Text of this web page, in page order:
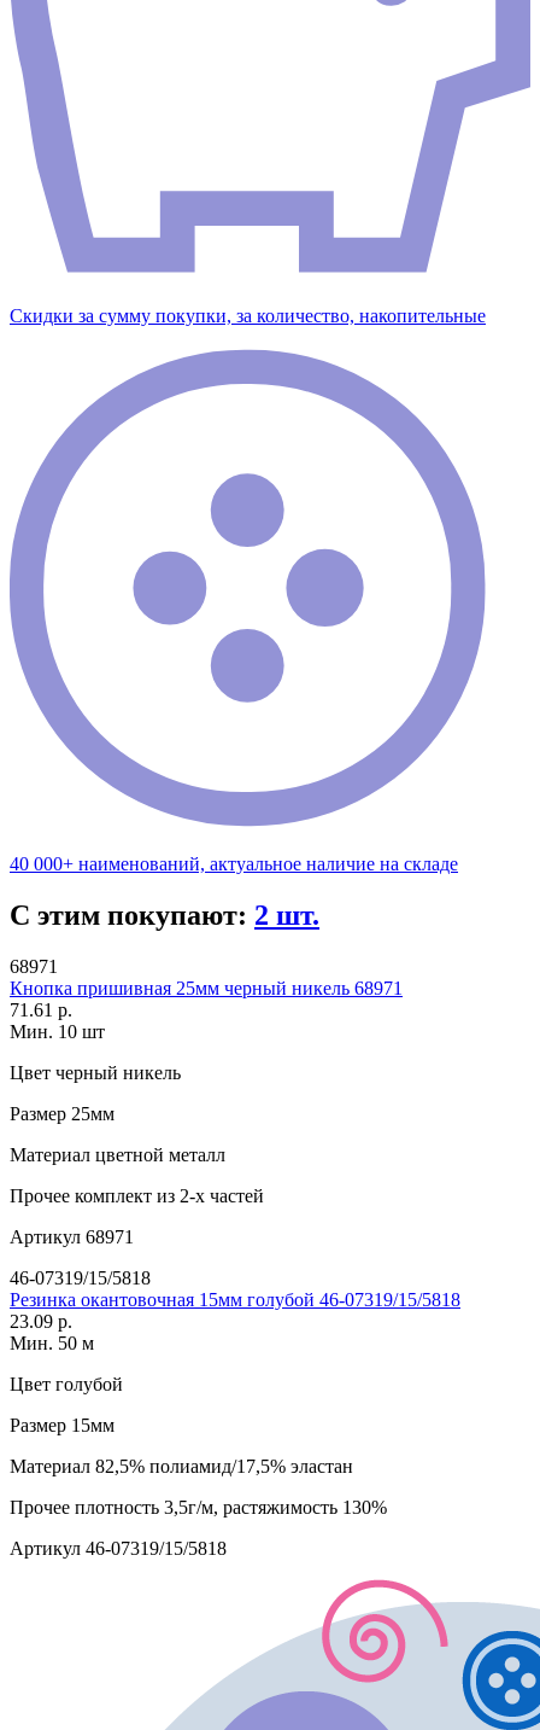
Скидки за сумму покупки, за количество, накопительные
40 000+ наименований, актуальное наличие на складе
С этим покупают: 2 шт.
68971
Кнопка пришивная 25мм черный никель 68971
71.61 р.
Мин. 10 шт
Цвет черный никель
Размер 25мм
Материал цветной металл
Прочее комплект из 2-х частей
Артикул 68971
46-07319/15/5818
Резинка окантовочная 15мм голубой 46-07319/15/5818
23.09 р.
Мин. 50 м
Цвет голубой
Размер 15мм
Материал 82,5% полиамид/17,5% эластан
Прочее плотность 3,5г/м, растяжимость 130%
Артикул 46-07319/15/5818